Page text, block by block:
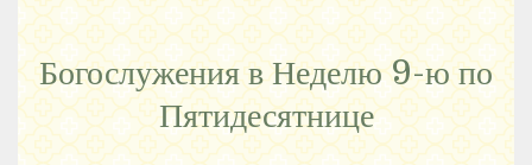
Богослужения в Неделю 9-ю по
Пятидесятнице